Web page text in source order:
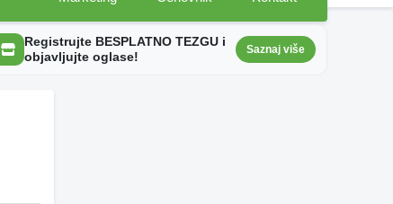
Registrujte BESPLATNO TEZGU i
objavljujte oglase!
Saznaj više